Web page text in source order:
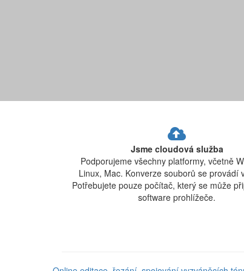
Jsme cloudová služba
Podporujeme všechny platformy, včetně
Linux, Mac. Konverze souborů se provádí
Potřebujete pouze počítač, který se může
software prohlížeče.